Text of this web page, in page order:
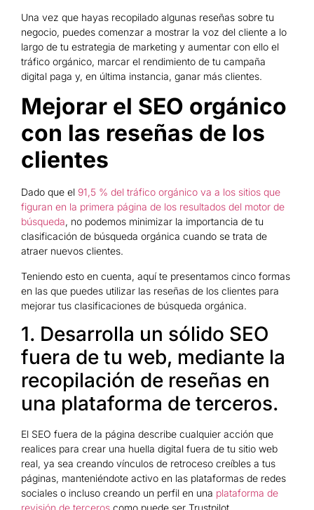
Una vez que hayas recopilado algunas reseñas sobre tu
negocio, puedes comenzar a mostrar la voz del cliente a lo
largo de tu estrategia de marketing y aumentar con ello el
tráfico orgánico, marcar el rendimiento de tu campaña
digital paga y, en última instancia, ganar más clientes.
Mejorar el SEO orgánico
con las reseñas de los
clientes
Dado que el 91,5 % del tráfico orgánico va a los sitios que
figuran en la primera página de los resultados del motor de
búsqueda, no podemos minimizar la importancia de tu
clasificación de búsqueda orgánica cuando se trata de
atraer nuevos clientes.
Teniendo esto en cuenta, aquí te presentamos cinco formas
en las que puedes utilizar las reseñas de los clientes para
mejorar tus clasificaciones de búsqueda orgánica.
1. Desarrolla un sólido SEO
fuera de tu web, mediante la
recopilación de reseñas en
una plataforma de terceros.
El SEO fuera de la página describe cualquier acción que
realices para crear una huella digital fuera de tu sitio web
real, ya sea creando vínculos de retroceso creíbles a tus
páginas, manteniéndote activo en las plataformas de redes
sociales o incluso creando un perfil en una plataforma de
revisión de terceros como puede ser Trustpilot.